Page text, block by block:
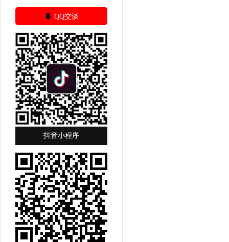
 QQ交谈
抖音小程序